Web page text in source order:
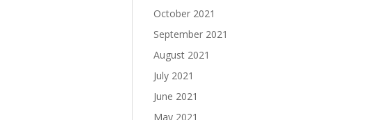
October 2021
September 2021
August 2021
July 2021
June 2021
May 2021